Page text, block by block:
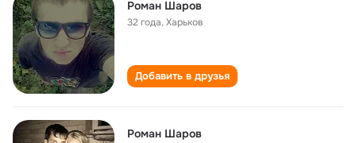
Роман Шаров
32 года,Харьков
Добавить в друзья
Роман Шаров